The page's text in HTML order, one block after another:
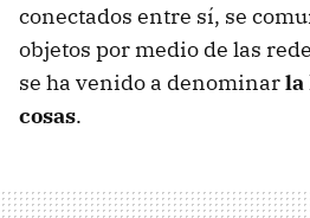
conectados entre sí, se
objetos por medio de las
se ha venido a denominarla
cosas.